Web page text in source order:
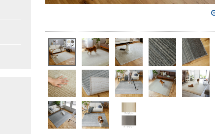
無地・無地調(レースカーテン)
200×200cm（円形）
その他のサイズ
滑り止め加工ラグ
冷感・涼感ラグ
吸湿・発熱ラグ
286×286cm（本間4.5畳）
286×382cm（本間6畳）
キャラクターで選ぶ
ミッキー／MICKEY
プー／POOH
アリス／ALICE
ディズニープリンセス／DISNEY PRINCESS
プレミアムコレクション
バス・トイレ・ランドリー
シリーズで選ぶ
Tower タワー
Tosca トスカ
テーブルセンター
革小物
北欧インテリア特集
colne
MOOMIN（ムーミン）
PEANUTS（ピーナッツ）
カーテンサイズの測り方
カーテンサイズの選び方
カーテンの形状記憶加工